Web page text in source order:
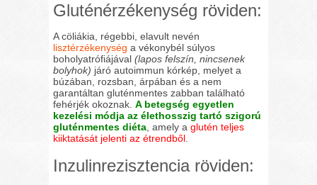
Gluténérzékenység röviden:
A cöliákia, régebbi, elavult nevén
lisztérzékenység a vékonybél súlyos
boholyatrófiájával(lapos felszín, nincsenek
bolyhok) járó autoimmun kórkép, melyet a
búzában, rozsban, árpában és a nem
garantáltan gluténmentes zabban található
fehérjék okoznak.A betegség egyetlen
kezelési módja az élethosszig tartó szigorú
gluténmentes diéta, amely aglutén teljes
kiiktatását jelenti az étrendből.
Inzulinrezisztencia röviden: